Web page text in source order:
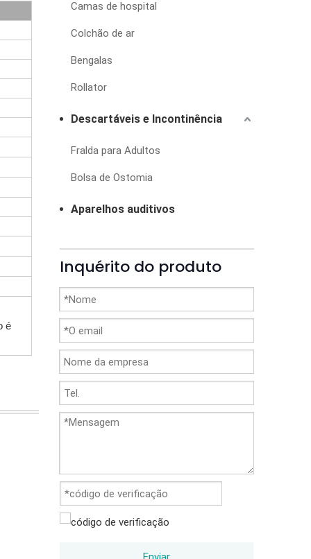
é
Camas de hospital
Colchão de ar
Bengalas
Rollator
Descartáveis e Incontinência
Fralda para Adultos
Bolsa de Ostomia
Aparelhos auditivos
Inquérito do produto